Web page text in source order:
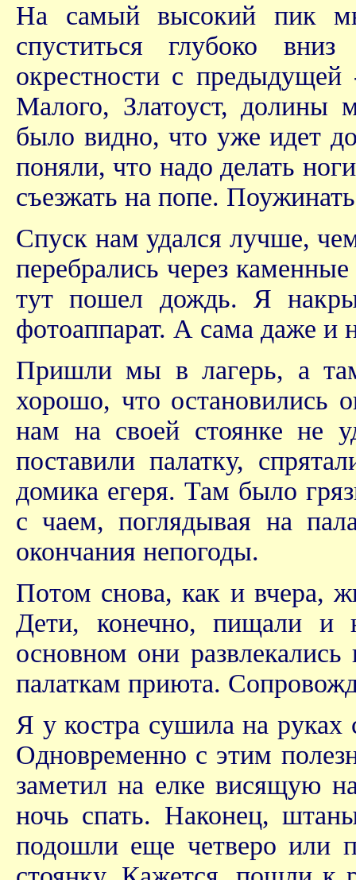
На самый высокий пик
спуститься глубоко
окрестности с
Малого, Златоуст, долины
было видно, что уже идет
поняли, что надо делать
съезжать на попе.
Спуск нам удался лучше,
перебрались через
тут пошел дождь. Я
фотоаппарат. А сама даже и
Пришли мы в лагерь, а
хорошо, что остановились
нам на своей стоянке не
поставили палатку,
домика егеря. Там было
с чаем, поглядывая на
окончания непогоды.
Потом снова, как и вчера,
Дети, конечно, пищали и
основном они
палаткам приюта.
Я у костра сушила на
Одновременно с этим
заметил на елке висящую
ночь спать. Наконец,
подошли еще четверо или